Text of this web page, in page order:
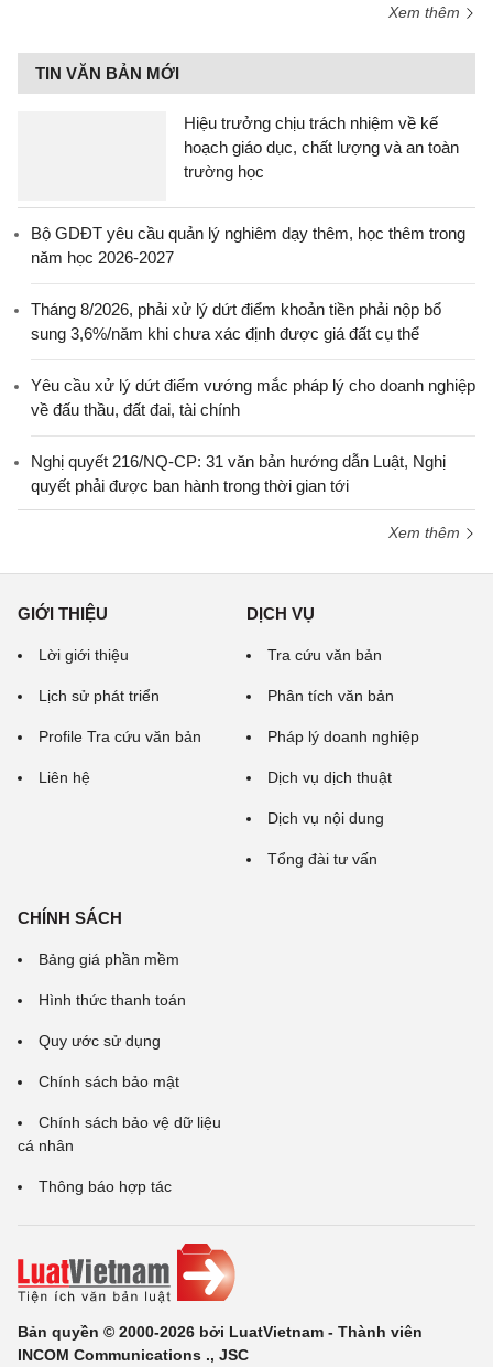
Xem thêm
TIN VĂN BẢN MỚI
Hiệu trưởng chịu trách nhiệm về kế
hoạch giáo dục, chất lượng và an toàn
trường học
Bộ GDĐT yêu cầu quản lý nghiêm dạy thêm, học thêm trong
năm học 2026-2027
Tháng 8/2026, phải xử lý dứt điểm khoản tiền phải nộp bổ
sung 3,6%/năm khi chưa xác định được giá đất cụ thể
Yêu cầu xử lý dứt điểm vướng mắc pháp lý cho doanh nghiệp
về đấu thầu, đất đai, tài chính
Nghị quyết 216/NQ-CP: 31 văn bản hướng dẫn Luật, Nghị
quyết phải được ban hành trong thời gian tới
Xem thêm
GIỚI THIỆU
Lời giới thiệu
Lịch sử phát triển
Profile Tra cứu văn bản
Liên hệ
DỊCH VỤ
Tra cứu văn bản
Phân tích văn bản
Pháp lý doanh nghiệp
Dịch vụ dịch thuật
Dịch vụ nội dung
Tổng đài tư vấn
CHÍNH SÁCH
Bảng giá phần mềm
Hình thức thanh toán
Quy ước sử dụng
Chính sách bảo mật
Chính sách bảo vệ dữ liệu
cá nhân
Thông báo hợp tác
Bản quyền © 2000-2026 bởi LuatVietnam - Thành viên
INCOM Communications ., JSC